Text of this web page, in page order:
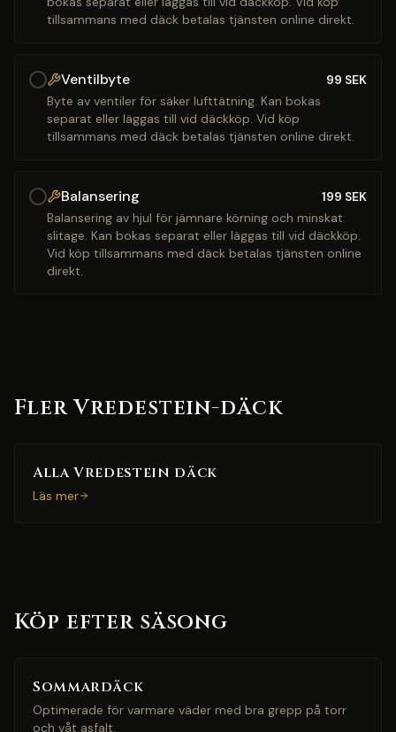
tillsammans med däck betalas tjänsten online direkt.
Ventilbyte 99 SEK
Byte av ventiler för säker lufttätning. Kan bokas
separat eller läggas till vid däckköp. Vid köp
tillsammans med däck betalas tjänsten online direkt.
Balansering 199 SEK
Balansering av hjul för jämnare körning och minskat
slitage. Kan bokas separat eller läggas till vid däckköp.
Vid köp tillsammans med däck betalas tjänsten online
direkt.
Fler Vredestein-däck
Alla Vredestein däck
Läs mer
Köp efter säsong
Sommardäck
Optimerade för varmare väder med bra grepp på torr
och våt asfalt.